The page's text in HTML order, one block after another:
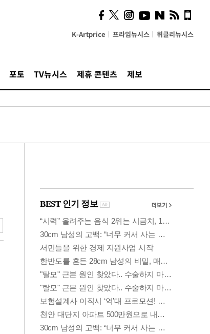
K-Artprice 프라임뉴시스 위클리뉴시스
포토 TV뉴시스 제휴 콘텐츠 제보
시, 스마트폰 액세서리에
NFC 더했다